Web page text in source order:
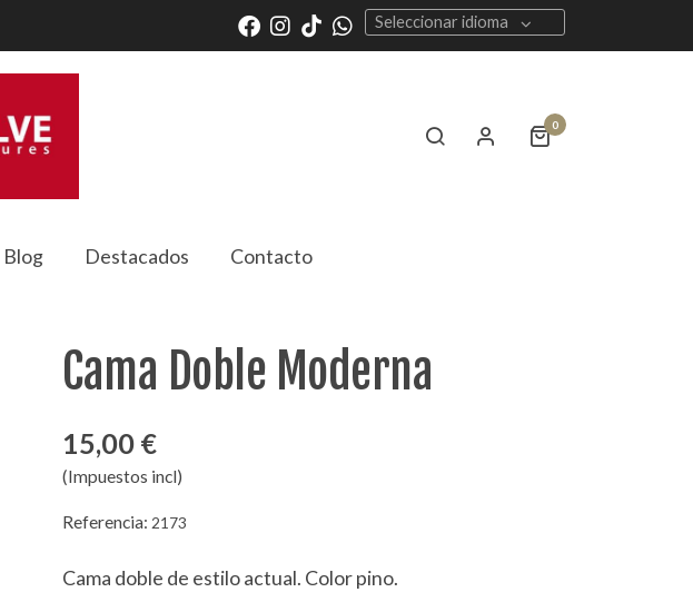
Seleccionar idioma
0
Blog Destacados Contacto
Cama Doble Moderna
15,00 €
(Impuestos incl)
Referencia: 2173
Cama doble de estilo actual. Color pino.